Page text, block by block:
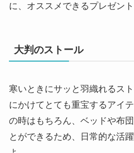
に、オススメできるプレゼン
大判のストール
寒いときにサッと羽織れるス
にかけてとても重宝するアイ
の時はもちろん、ベッドや布
とができるため、日常的な活